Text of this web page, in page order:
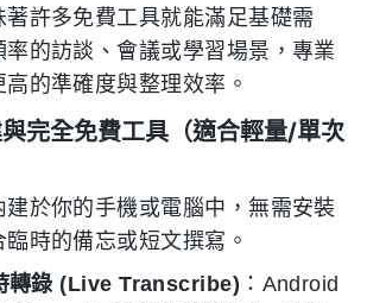
著許多免費工具就能滿足基礎需
率的訪談、會議或學習場景，專業
的準確度與整理效率。
完全免費工具（適合輕量/單次
於你的手機或電腦中，無需安裝
時的備忘或短文撰寫。
轉錄 (Live Transcribe) ：Android